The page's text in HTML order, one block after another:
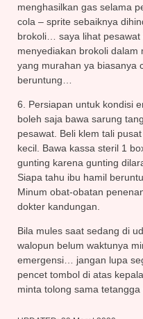
menghasilkan gas selama
cola – sprite sebaiknya
brokoli… saya lihat pesawat
menyediakan brokoli dalam
yang murahan ya biasanya
beruntung…
6. Persiapan untuk kondisi
boleh saja bawa sarung
pesawat. Beli klem tali
kecil. Bawa kassa steril 1
gunting karena gunting
Siapa tahu ibu hamil
Minum obat-obatan
dokter kandungan.
Bila mules saat sedang di
walopun belum waktunya
emergensi… jangan lupa
pencet tombol di atas
minta tolong sama